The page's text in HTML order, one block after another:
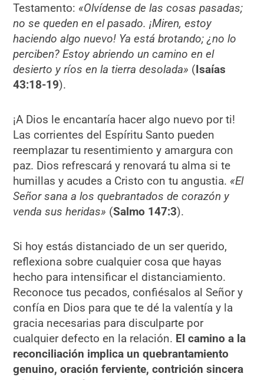
Testamento: «Olvídense de las cosas pasadas;
no se queden en el pasado. ¡Miren, estoy
haciendo algo nuevo! Ya está brotando; ¿no lo
perciben? Estoy abriendo un camino en el
desierto y ríos en la tierra desolada» (Isaías
43:18-19).
¡A Dios le encantaría hacer algo nuevo por ti!
Las corrientes del Espíritu Santo pueden
reemplazar tu resentimiento y amargura con
paz. Dios refrescará y renovará tu alma si te
humillas y acudes a Cristo con tu angustia. «El
Señor sana a los quebrantados de corazón y
venda sus heridas» (Salmo 147:3).
Si hoy estás distanciado de un ser querido,
reflexiona sobre cualquier cosa que hayas
hecho para intensificar el distanciamiento.
Reconoce tus pecados, confiésalos al Señor y
confía en Dios para que te dé la valentía y la
gracia necesarias para disculparte por
cualquier defecto en la relación. El camino a la
reconciliación implica un quebrantamiento
genuino, oración ferviente, contrición sincera